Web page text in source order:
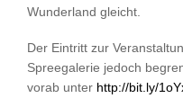
Wunderland gleicht.
Der Eintritt zur
Spreegalerie jedoch
vorab unter http://bit.ly/